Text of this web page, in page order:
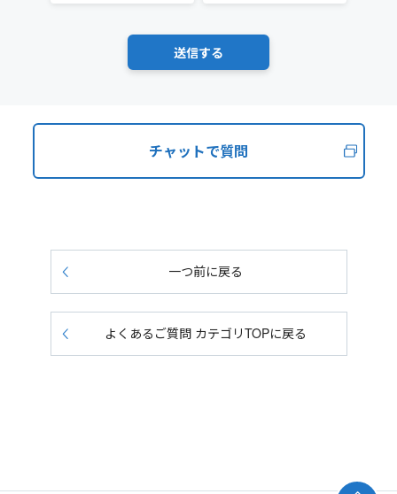
チャットで質問
一つ前に戻る
よくあるご質問 カテゴリTOPに戻る